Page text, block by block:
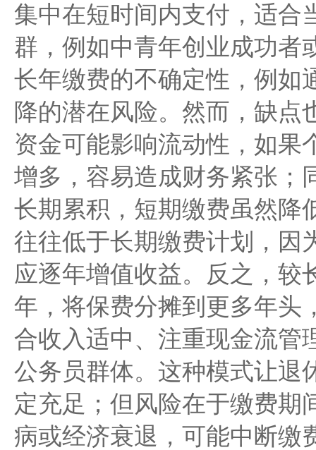
集中在短时间内支付，适合
群，例如中青年创业成功者
长年缴费的不确定性，例如
降的潜在风险。然而，缺点
资金可能影响流动性，如果
增多，容易造成财务紧张；
长期累积，短期缴费虽然降
往往低于长期缴费计划，因
应逐年增值收益。反之，较
年，将保费分摊到更多年头
合收入适中、注重现金流管
公务员群体。这种模式让退
定充足；但风险在于缴费期
病或经济衰退，可能中断缴